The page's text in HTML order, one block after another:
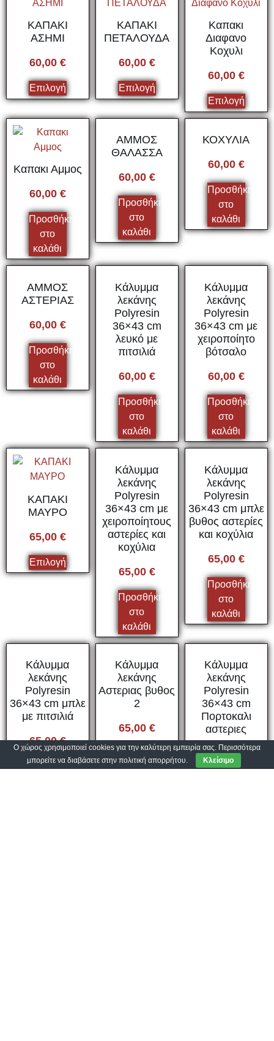
ΚΑΠΑΚΙ
ΑΣΗΜΙ
60,00 €
Επιλογή
ΚΑΠΑΚΙ
ΠΕΤΑΛΟΥΔΑ
60,00 €
Επιλογή
Καπακι
Διαφανο
Κοχυλι
60,00 €
Επιλογή
Καπακι Αμμος
60,00 €
Προσθήκη
στο
καλάθι
ΑΜΜΟΣ
ΘΑΛΑΣΣΑ
60,00 €
Προσθήκη
στο
καλάθι
ΚΟΧΥΛΙΑ
60,00 €
Προσθήκη
στο
καλάθι
ΑΜΜΟΣ
ΑΣΤΕΡΙΑΣ
60,00 €
Προσθήκη
στο
καλάθι
Κάλυμμα
λεκάνης
Polyresin
36×43 cm
λευκό με
πιτσιλιά
60,00 €
Προσθήκη
στο
καλάθι
Κάλυμμα
λεκάνης
Polyresin
36×43 cm με
χειροποίητο
βότσαλο
60,00 €
Προσθήκη
στο
καλάθι
ΚΑΠΑΚΙ
ΜΑΥΡΟ
65,00 €
Επιλογή
Κάλυμμα
λεκάνης
Polyresin
36×43 cm με
χειροποίητους
αστερίες και
κοχύλια
65,00 €
Προσθήκη
στο
καλάθι
Κάλυμμα
λεκάνης
Polyresin
36×43 cm μπλε
βυθος αστερίες
και κοχύλια
65,00 €
Προσθήκη
στο
καλάθι
Κάλυμμα
λεκάνης
Polyresin
36×43 cm μπλε
με πιτσιλιά
65,00€
Προσθήκη
Κάλυμμα
λεκάνης
Αστεριας βυθος
2
65,00 €
Προσθήκη
στο
Κάλυμμα
λεκάνης
Polyresin
36×43 cm
Πορτοκαλι
αστεριες
65,00€
Ο χώρος χρησιμοποιεί cookies για την καλύτερη εμπειρία σας. Περισσότερα
μπορείτε να διαβάσετε στην πολιτική απορρήτου.
Κλείσιμο